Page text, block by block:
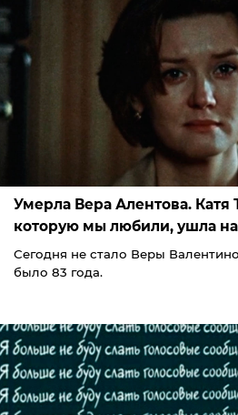
Умерла Вера Алентова. Катя
которую мы любили, ушла
Сегодня не стало Веры
было 83 года.